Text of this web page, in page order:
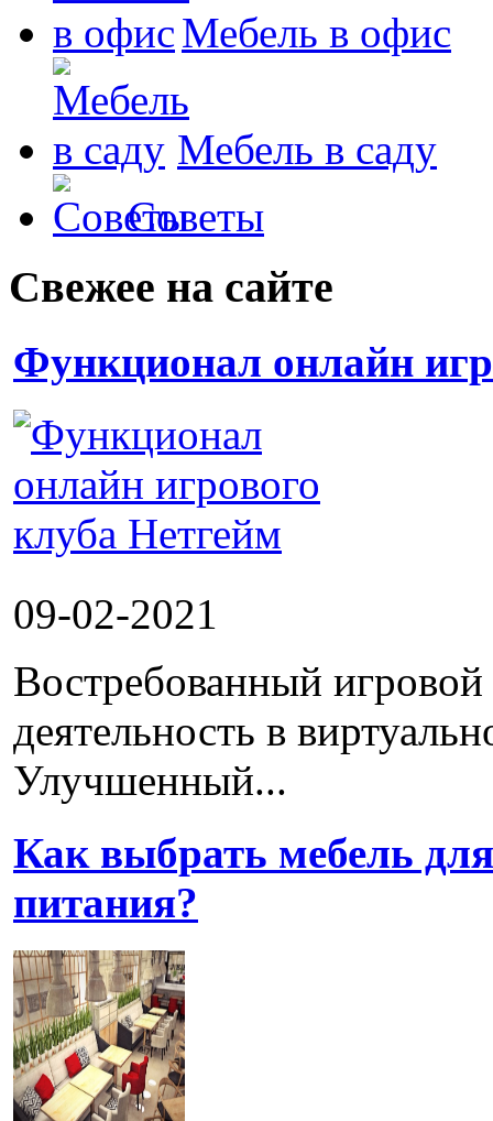
Мебель в офис
Мебель в саду
Советы
Свежее на сайте
Функционал онлайн
09-02-2021
Востребованный
деятельность в
Улучшенный...
Как выбрать мебель
питания?